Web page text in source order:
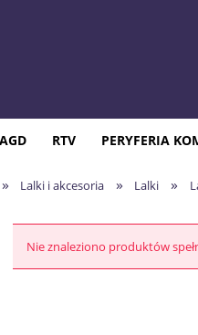
AGD RTV PERYFERIA
» Lalki i akcesoria » Lalki »
Nie znaleziono produktów